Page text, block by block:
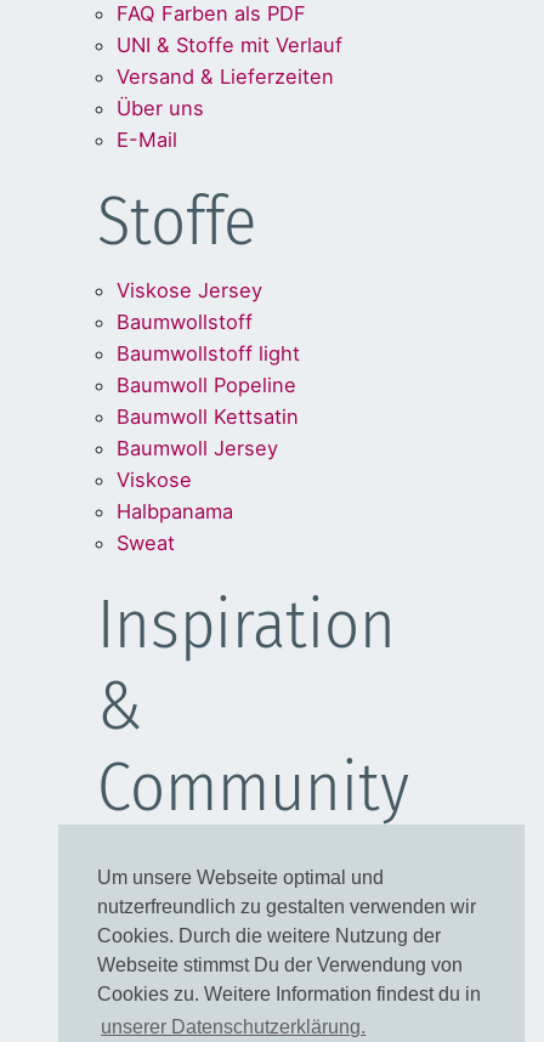
Um unsere Webseite optimal und
nutzerfreundlich zu gestalten verwenden wir
Cookies. Durch die weitere Nutzung der
Webseite stimmst Du der Verwendung von
Cookies zu. Weitere Information findest du in
unserer Datenschutzerklärung.
FAQ Farben als PDF
UNI & Stoffe mit Verlauf
Versand & Lieferzeiten
Über uns
E-Mail
Stoffe
Viskose Jersey
Baumwollstoff
Baumwollstoff light
Baumwoll Popeline
Baumwoll Kettsatin
Baumwoll Jersey
Viskose
Halbpanama
Sweat
Inspiration
&
Community
Kleider
Blusen
Taschen